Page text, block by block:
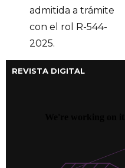
admitida a trámite
con el rol R-544-
2025.
REVISTA DIGITAL